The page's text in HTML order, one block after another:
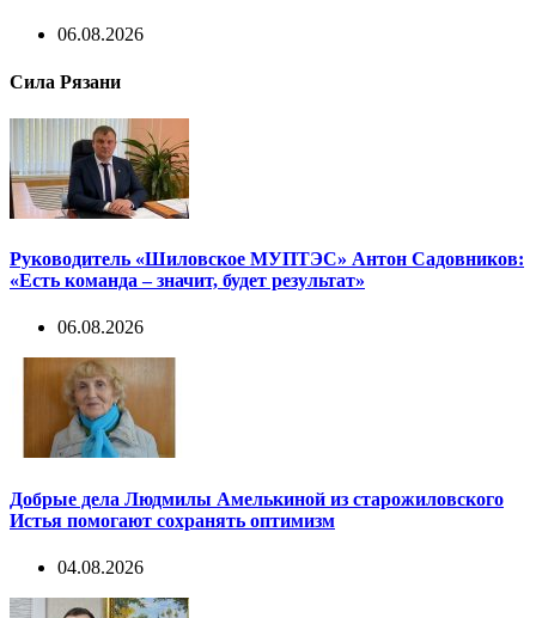
06.08.2026
Сила Рязани
Руководитель «Шиловское МУПТЭС» Антон Садовников:
«Есть команда – значит, будет результат»
06.08.2026
Добрые дела Людмилы Амелькиной из старожиловского
Истья помогают сохранять оптимизм
04.08.2026